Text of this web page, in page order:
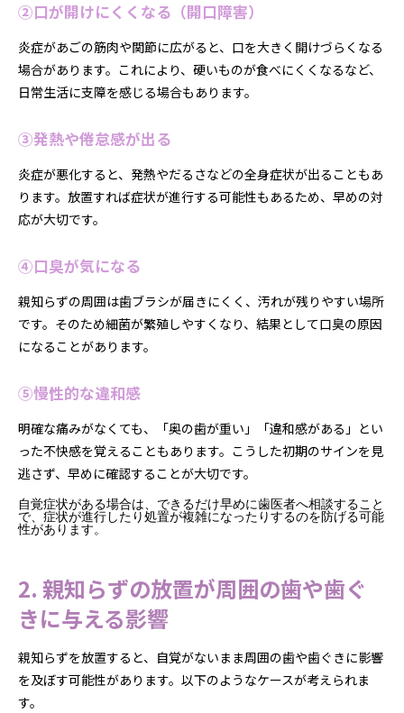
②口が開けにくくなる（開口障害）
炎症があごの筋肉や関節に広がると、口を大きく開けづらくなる
場合があります。これにより、硬いものが食べにくくなるなど、
日常生活に支障を感じる場合もあります。
③発熱や倦怠感が出る
炎症が悪化すると、発熱やだるさなどの全身症状が出ることもあ
ります。放置すれば症状が進行する可能性もあるため、早めの対
応が大切です。
④口臭が気になる
親知らずの周囲は歯ブラシが届きにくく、汚れが残りやすい場所
です。そのため細菌が繁殖しやすくなり、結果として口臭の原因
になることがあります。
⑤慢性的な違和感
明確な痛みがなくても、「奥の歯が重い」「違和感がある」とい
った不快感を覚えることもあります。こうした初期のサインを見
逃さず、早めに確認することが大切です。
自覚症状がある場合は、できるだけ早めに歯医者へ相談すること
で、症状が進行したり処置が複雑になったりするのを防げる可能
性があります。
2. 親知らずの放置が周囲の歯や歯ぐ
きに与える影響
親知らずを放置すると、自覚がないまま周囲の歯や歯ぐきに影響
を及ぼす可能性があります。以下のようなケースが考えられま
す。